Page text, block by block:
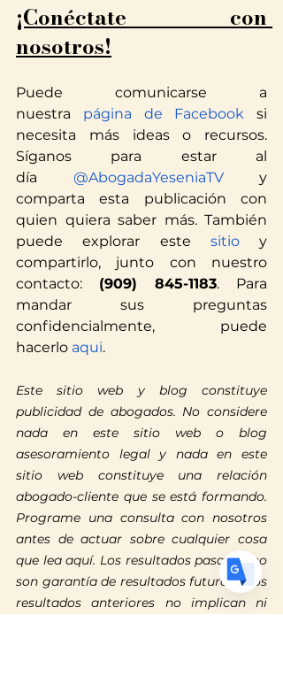
¡Conéctate con
nosotros!
Puede comunicarse a
nuestra página de Facebook si
necesita más ideas o recursos.
Síganos para estar al
día @AbogadaYeseniaTV y
comparta esta publicación con
quien quiera saber más. También
puede explorar este sitio y
compartirlo, junto con nuestro
contacto: (909) 845-1183. Para
mandar sus preguntas
confidencialmente, puede
hacerlo aqui.
Este sitio web y blog constituye
publicidad de abogados. No considere
nada en este sitio web o blog
asesoramiento legal y nada en este
sitio web constituye una relación
abogado-cliente que se está formando.
Programe una consulta con nosotros
antes de actuar sobre cualquier cosa
que lea aquí. Los resultados pasados no
son garantía de resultados futuros y los
resultados anteriores no implican ni
Translate
US English
FR French· Français
· Deutsch
ESSpanish· Español